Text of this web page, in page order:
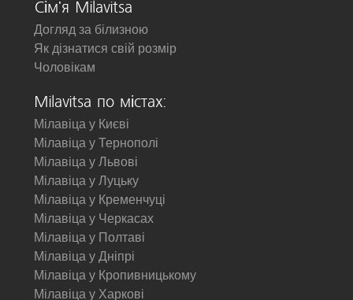
Сім'я Milavitsa
Догляд за білизною
Як дізнатися свій розмір
Чоловікам
Milavitsa по містах:
Мілавіца у Києві
Мілавіца у Тернополі
Мілавіца у Львові
Мілавіца у Луцьку
Мілавіца у Кременчуці
Мілавіца у Черкасах
Мілавіца у Полтаві
Мілавіца у Дніпрі
Мілавіца у Кропивницькому
Мілавіца у Харкові